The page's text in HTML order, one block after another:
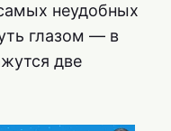
неудобных
глазом — в
две